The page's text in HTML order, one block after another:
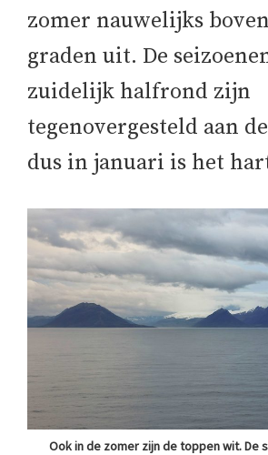
zomer nauwelijks
graden uit. De
zuidelijk halfrond zijn
tegenovergesteld aan
dus in januari is het
Ook in de zomer zijn de toppen wit. De